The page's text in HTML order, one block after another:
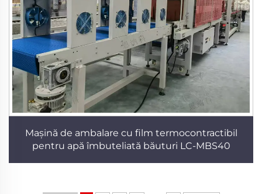
Mașină de ambalare cu film termocontractibil
pentru apă îmbuteliată băuturi LC-MBS40